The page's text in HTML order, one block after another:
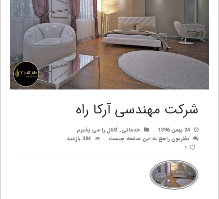
شرکت مهندسی آرکا راه
24 بهمن 1396 خدماتی,کانال را می پذیرم
نظرتون راجع به این صفحه چیست
384 بازدید
9